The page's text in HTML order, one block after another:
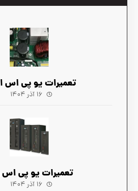
تعمیرات یو پی اس
۱۶ آذر ۱۴۰۴
تعمیرات یو پی اس
۱۶ آذر ۱۴۰۴